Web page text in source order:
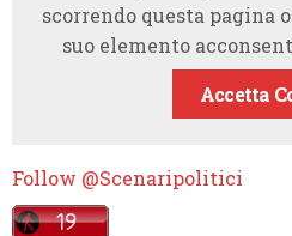
scorrendo questa pagina
suo elemento
Accetta
Follow @Scenaripolitici